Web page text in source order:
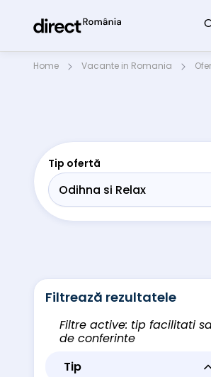
Home Vacante in Romania
Tip ofertă
Filtrează rezultatele
Filtre active: tip facilitati
de conferinte
Tip